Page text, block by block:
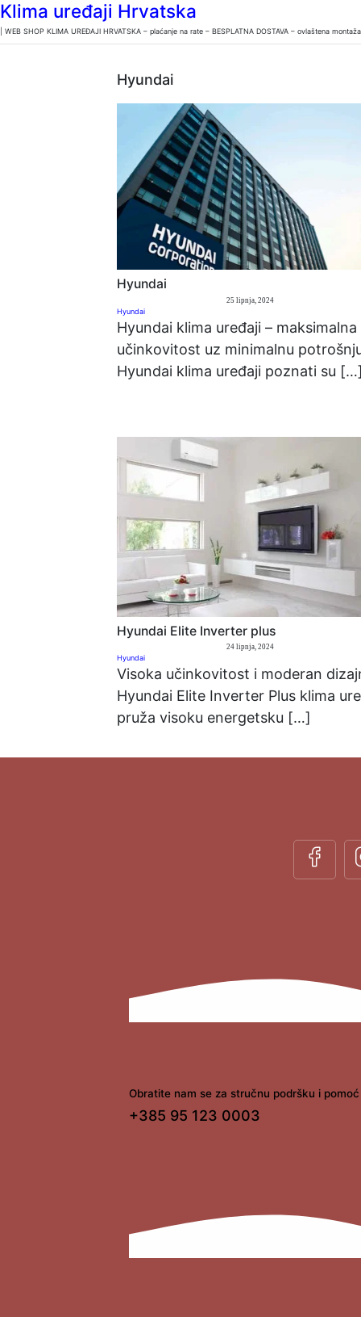
Klima uređaji Hrvatska
| WEB SHOP KLIMA UREĐAJI HRVATSKA – plaćanje na rate – BESPLATNA DOSTAVA – ovlaštena
Hyundai
Hyundai
25 lipnja, 2024
Hyundai
Hyundai klima uređaji – maksimalna
učinkovitost uz minimalnu
Hyundai klima uređaji poznati su
Hyundai Elite Inverter plus
24 lipnja, 2024
Hyundai
Visoka učinkovitost i moderan
Hyundai Elite Inverter Plus klima
pruža visoku energetsku […]
Obratite nam se za stručnu podršku i
+385 95 123 0003